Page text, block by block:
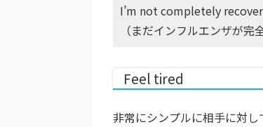
I’m not completely
（まだインフルエンザが完
Feel tired
非常にシンプルに相手に対